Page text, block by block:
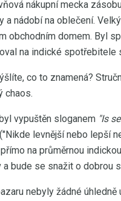
nákupní mecka
a nádobí na oblečení.
obchodním domem. Byl
na indické spotřebitele
co to znamená?
chaos.
vypuštěn sloganem "Is
levnější nebo lepší
na průměrnou
a bude se snažit o dobrou
nebyly žádné úhledně